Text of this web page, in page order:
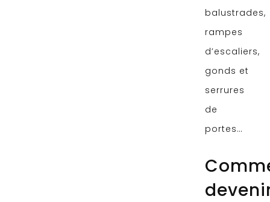
balustrades,
rampes
d’escaliers,
gonds et
serrures
de
portes…